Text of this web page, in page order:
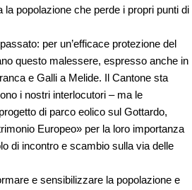
popolazione che perde i propri punti di
per un’efficace protezione del
questo malessere, espresso anche in
e Galli a Melide. Il Cantone sta
i nostri interlocutori – ma le
di parco eolico sul Gottardo,
Europeo» per la loro importanza
di incontro e scambio sulla via delle
e sensibilizzare la popolazione e